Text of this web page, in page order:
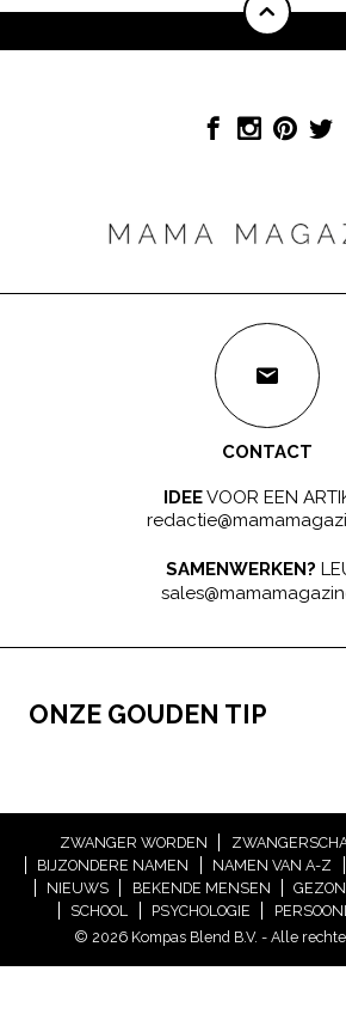
CONTACT
IDEEVOOR EEN
SAMENWERKEN?
ONZE GOUDEN TIP
ZWANGER WORDEN
BIJZONDERE NAMEN
NAMEN VAN A-Z
NIEUWS
BEKENDE MENSEN
SCHOOL
PSYCHOLOGIE
© 2026 Kompas Blend B.V. - Alle